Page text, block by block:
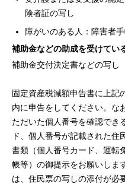
険者証の写し
障がいのある人：障害者
補助金などの助成を受けてい
補助金交付決定書などの写し
固定資産税減額申告書に上記
内に申告をしてください。な
ただいた個人番号を確認でき
ド、個人番号が記載された住
書類（個人番号カード、運転
帳等）の御提示をお願いしま
は、住民票の写しの添付が必